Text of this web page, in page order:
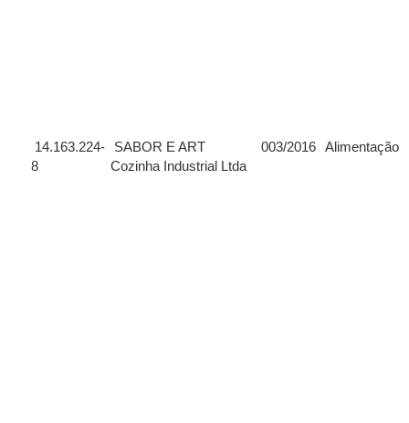
14.163.224-
8
SABOR E ART
Cozinha Industrial Ltda
003/2016 Alimentação